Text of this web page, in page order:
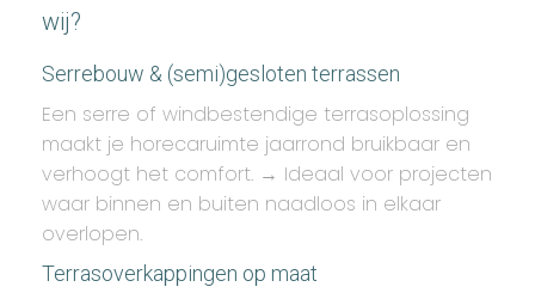
wij?
Serrebouw & (semi)gesloten terrassen
Een serre of windbestendige terrasoplossing
maakt je horecaruimte jaarrond bruikbaar en
verhoogt het comfort. → Ideaal voor projecten
waar binnen en buiten naadloos in elkaar
overlopen.
Terrasoverkappingen op maat